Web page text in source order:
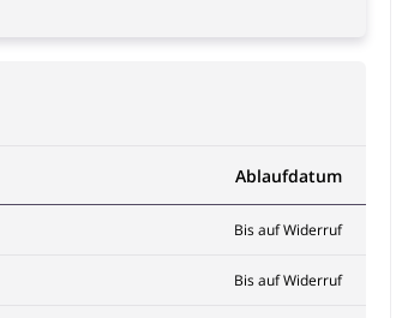
Ablaufdatum
Bis auf Widerruf
Bis auf Widerruf